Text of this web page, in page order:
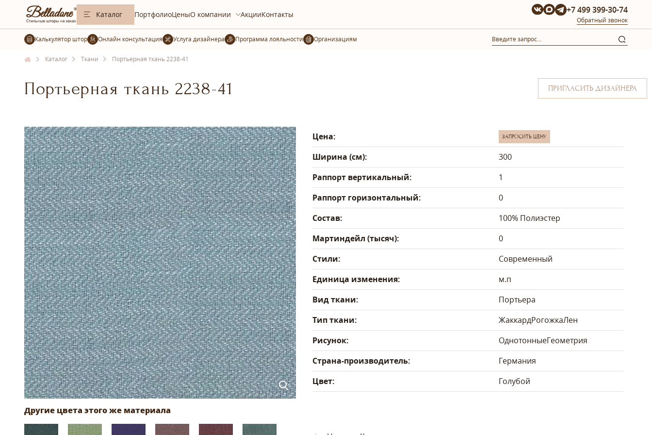
Каталог ПортфолиоЦеныО компании АкцииКонтакты +7 499 399-30-74
Обратный звонок
Калькулятор штор Услуга дизайнера Организациям
Каталог Ткани Портьерная ткань 2238-41
Портьерная ткань 2238-41 ПРИГЛАСИТЬ ДИЗАЙНЕРА
Цена: ЗАПРОСИТЬ ЦЕНУ
Ширина (см):
300
Раппорт вертикальный:
1
Раппорт горизонтальный:
0
Состав:
100% Полиэстер
Мартиндейл (тысяч):
0
Стили:
Современный
Единица изменения:
м.п
Вид ткани:
Портьера
Тип ткани:
ЖаккардРогожкаЛен
Рисунок:
ОднотонныеГеометрия
Страна-производитель:
Германия
Цвет:
Голубой